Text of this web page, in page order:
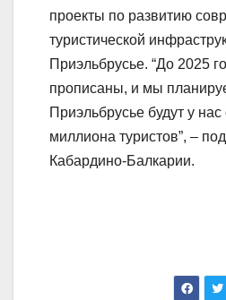
проекты по развитию
туристической
Приэльбрусье. “До 2025
прописаны, и мы
Приэльбрусье будут у
миллиона туристов”, –
Кабардино-Балкарии.